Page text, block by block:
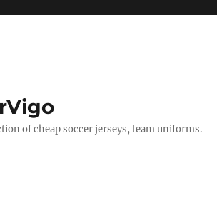
of cheap soccer jerseys, team uniforms.